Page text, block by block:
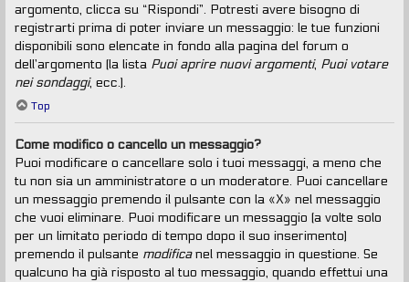
argomento, clicca su “Rispondi”. Potresti avere bisogno di
registrarti prima di poter inviare un messaggio: le tue funzioni
disponibili sono elencate in fondo alla pagina del forum o
dell’argomento (la lista Puoi aprire nuovi argomenti, Puoi votare
nei sondaggi, ecc.).
Top
Come modifico o cancello un messaggio?
Puoi modificare o cancellare solo i tuoi messaggi, a meno che
tu non sia un amministratore o un moderatore. Puoi cancellare
un messaggio premendo il pulsante con la «X» nel messaggio
che vuoi eliminare. Puoi modificare un messaggio (a volte solo
per un limitato periodo di tempo dopo il suo inserimento)
premendo il pulsante modificanel messaggio in questione. Se
qualcuno ha già risposto al tuo messaggio, quando effettui una